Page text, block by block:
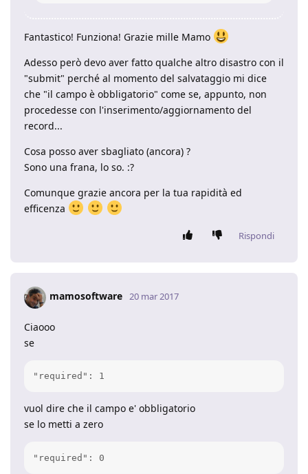
Fantastico! Funziona! Grazie mille Mamo
Adesso però devo aver fatto qualche altro disastro con il
"submit" perché al momento del salvataggio mi dice
che "il campo è obbligatorio" come se, appunto, non
procedesse con l'inserimento/aggiornamento del
record...
Cosa posso aver sbagliato (ancora) ?
Sono una frana, lo so. :?
Comunque grazie ancora per la tua rapidità ed
efficenza
Rispondi
mamosoftware 20 mar 2017
Ciaooo
se
"required": 1
vuol dire che il campo e' obbligatorio
se lo metti a zero
"required": 0